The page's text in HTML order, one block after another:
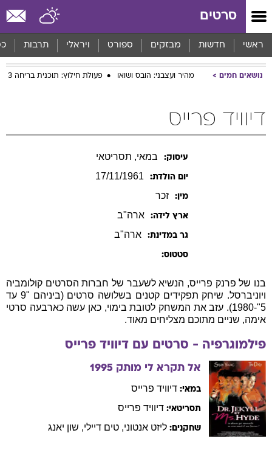
סרטים
ראשי חדשות מבזקים ספורט ויראלי תרבות
נושאים חמים מהיר ועצבני: הובס ושואו פעולת חילוץ: תוכנית בריחה 3
דיוויד פרייס
עיסוק: במאי, תסריטאי
יום הולדת: 17/11/1961
מין: זכר
ארץ לידה: ארה"ב
גר במדינת: ארה"ב
סטטוס:
בנו של פרנק פרייס, הנשיא לשעבר של חברות הסרטים קולומביה
ויוניברסל. שיחק תפקידים קטנים בשלושה סרטים (ביניהם "9 עד
5"-1980). עזב את המשחק לטובת בימוי, כאן עשה כארבעה סרטי
אימה, שניים מתוכם מצליחים מאוד.
פילמוגרפיה - סרטים עם דיוויד פרייס
אל תקרא לי מותק 1995
במאי: דיוויד פרייס
תסריטאי: דיוויד פרייס
שחקנים: ליזט אנטוני, טים דיילי, שון יאנג